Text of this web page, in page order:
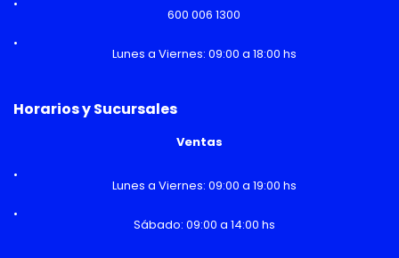
600 006 1300
Lunes a Viernes: 09:00 a 18:00 hs
Horarios y Sucursales
Ventas
Lunes a Viernes: 09:00 a 19:00 hs
Sábado: 09:00 a 14:00 hs